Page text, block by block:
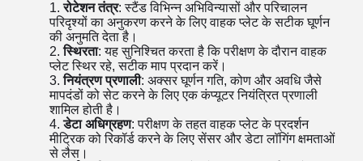
रोटेशन तंत्र: स्टैंड विभिन्न अभिविन्यासों और परिचालन
परिदृश्यों का अनुकरण करने के लिए वाहक प्लेट के सटीक घूर्णन
की अनुमति देता है।
स्थिरता: यह सुनिश्चित करता है कि परीक्षण के दौरान वाहक
प्लेट स्थिर रहे, सटीक माप प्रदान करें।
नियंत्रण प्रणाली: अक्सर घूर्णन गति, कोण और अवधि जैसे
मापदंडों को सेट करने के लिए एक कंप्यूटर नियंत्रित प्रणाली
शामिल होती है।
डेटा अधिग्रहण: परीक्षण के तहत वाहक प्लेट के प्रदर्शन
मीट्रिक को रिकॉर्ड करने के लिए सेंसर और डेटा लॉगिंग क्षमताओं
से लैस।